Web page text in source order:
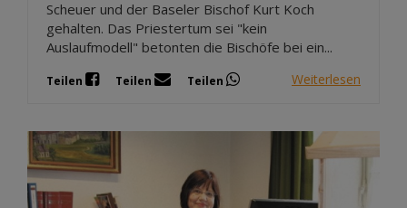
Scheuer und der Baseler Bischof Kurt Koch
gehalten. Das Priestertum sei "kein
Auslaufmodell" betonten die Bischöfe bei ein...
Teilen Teilen Teilen Weiterlesen